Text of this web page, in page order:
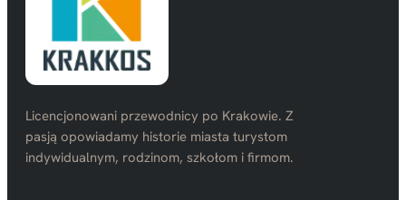
Licencjonowani przewodnicy po Krakowie. Z
pasją opowiadamy historie miasta turystom
indywidualnym, rodzinom, szkołom i firmom.